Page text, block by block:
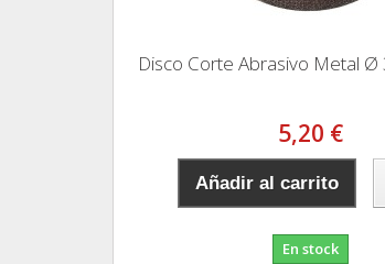
Disco Corte Abrasivo Metal Ø
5,20 €
Añadir al carrito
En stock